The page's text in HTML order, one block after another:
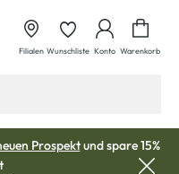
Filialen Wunschliste Konto Warenkorb
Prospektund spare 15%